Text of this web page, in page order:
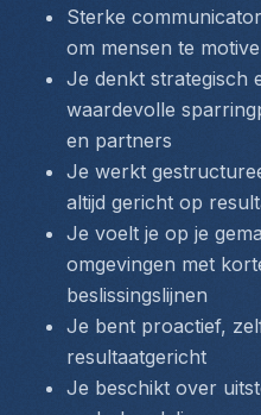
Sterke
om mensen te
Je denkt strategisch
waardevolle
en partners
Je werkt
altijd gericht op
Je voelt je op je
omgevingen met
beslissingslijnen
Je bent proactief,
resultaatgericht
Je beschikt over